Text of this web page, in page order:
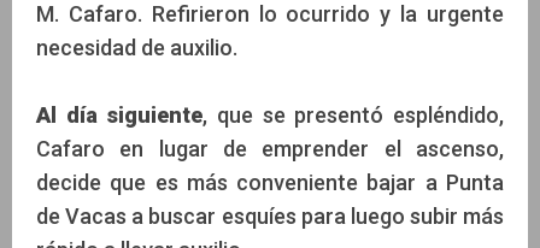
M. Cafaro. Refirieron lo ocurrido y la urgente
necesidad de auxilio.
Al día siguiente, que se presentó espléndido,
Cafaro en lugar de emprender el ascenso,
decide que es más conveniente bajar a Punta
de Vacas a buscar esquíes para luego subir más